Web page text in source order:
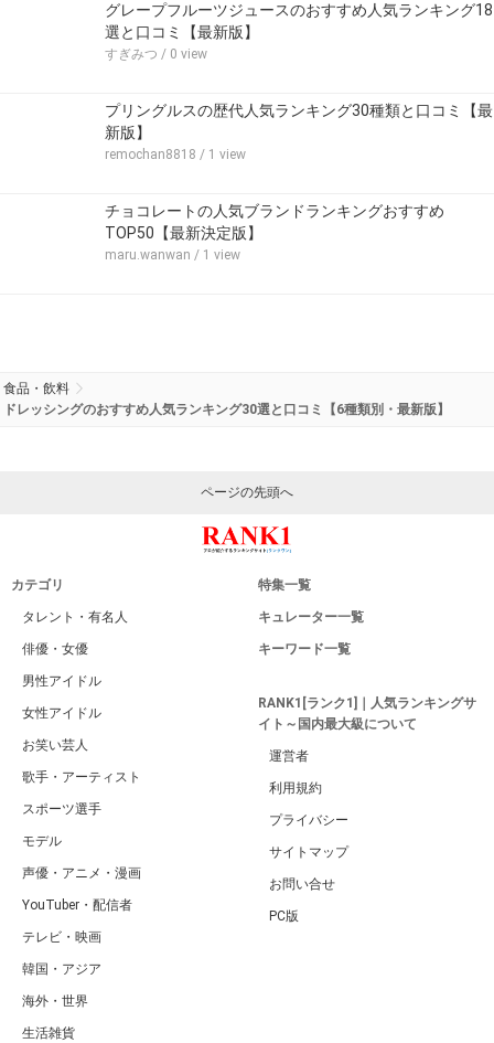
グレープフルーツジュースのおすすめ人気ランキング18
選と口コミ【最新版】
すぎみつ / 0 view
プリングルスの歴代人気ランキング30種類と口コミ【最
新版】
remochan8818 / 1 view
チョコレートの人気ブランドランキングおすすめ
TOP50【最新決定版】
maru.wanwan / 1 view
食品・飲料
ドレッシングのおすすめ人気ランキング30選と口コミ【6種類別・最新版】
ページの先頭へ
カテゴリ
タレント・有名人
俳優・女優
男性アイドル
女性アイドル
お笑い芸人
歌手・アーティスト
スポーツ選手
モデル
声優・アニメ・漫画
YouTuber・配信者
テレビ・映画
韓国・アジア
海外・世界
生活雑貨
特集一覧
キュレーター一覧
キーワード一覧
RANK1[ランク1]｜人気ランキングサ
イト～国内最大級について
運営者
利用規約
プライバシー
サイトマップ
お問い合せ
PC版